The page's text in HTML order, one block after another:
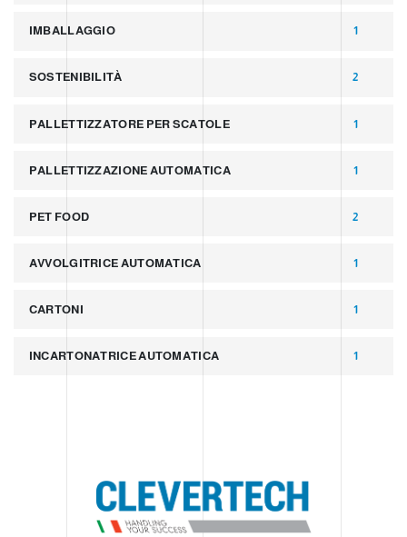
IMBALLAGGIO 1
SOSTENIBILITÀ 2
PALLETTIZZATORE PER SCATOLE 1
PALLETTIZZAZIONE AUTOMATICA 1
PET FOOD 2
AVVOLGITRICE AUTOMATICA 1
CARTONI 1
INCARTONATRICE AUTOMATICA 1